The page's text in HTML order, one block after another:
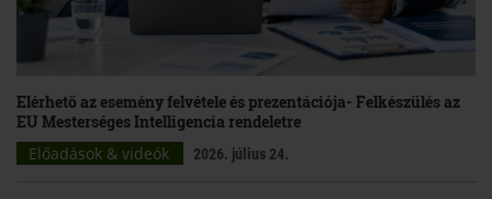
Elérhető az esemény felvétele és prezentációja- Felkészülés az
EU Mesterséges Intelligencia rendeletre
Előadások & videók
2026. július 24.